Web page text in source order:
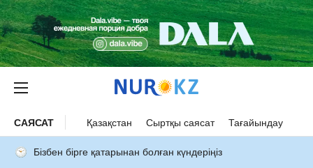
САЯСАТ Қазақстан Сыртқы саясат Тағайындау
Бізбен бірге қатарынан болған күндеріңіз